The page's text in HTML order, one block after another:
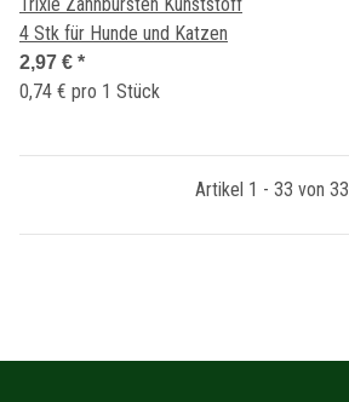
4 Stk für Hunde und Katzen
2,97 € *
0,74 € pro 1 Stück
Artikel 1 - 33 von 33